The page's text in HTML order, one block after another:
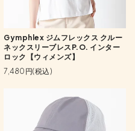
Gymphlex ジムフレックス クルー
ネックスリーブレスP.O. インター
ロック【ウィメンズ】
7,480円(税込)